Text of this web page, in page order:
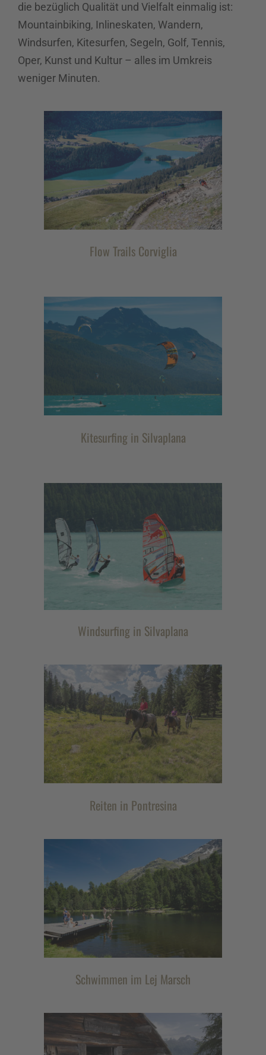
die bezüglich Qualität und Vielfalt einmalig ist:
Mountainbiking, Inlineskaten, Wandern,
Windsurfen, Kitesurfen, Segeln, Golf, Tennis,
Oper, Kunst und Kultur – alles im Umkreis
weniger Minuten.
Flow Trails Corviglia
Kitesurfing in Silvaplana
Windsurfing in Silvaplana
Reiten in Pontresina
Schwimmen im Lej Marsch